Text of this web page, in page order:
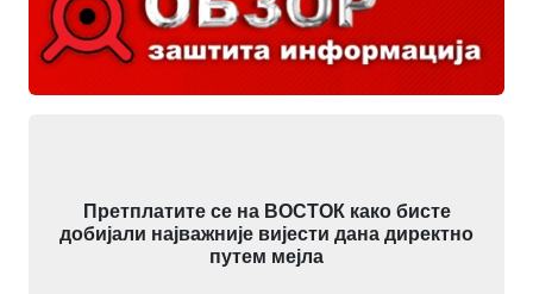
Претплатите се на ВОСТОК како бисте
добијали најважније вијести дана директно
путем мејла